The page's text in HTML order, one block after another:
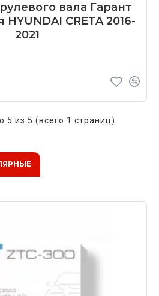
вала Гарант
CRETA 2016-
2021
5 из 5 (всего 1 страниц)